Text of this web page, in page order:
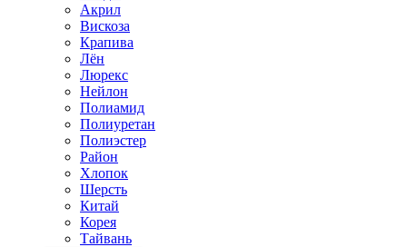
Акрил
Вискоза
Крапива
Лён
Люрекс
Нейлон
Полиамид
Полиуретан
Полиэстер
Район
Хлопок
Шерсть
Китай
Корея
Тайвань